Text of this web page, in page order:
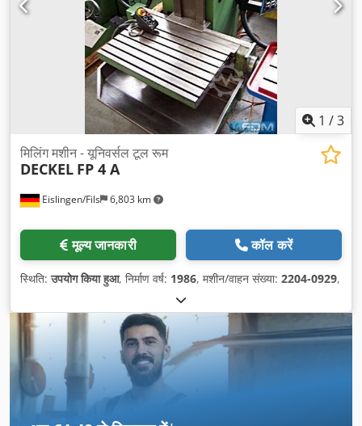
1 /3
Eislingen/Fils 6,803 km
मिलिंग मशीन - यूनिवर्सल टूल रूम
DECKEL FP 4 A
मूल्य जानकारी कॉल करें
स्थिति:उपयोग किया हुआ, निर्माण वर्ष: 1986, मशीन/वाहन संख्या: 2204-0929,